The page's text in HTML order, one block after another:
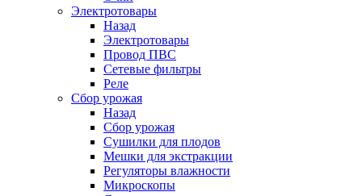
Электротовары
Назад
Электротовары
Провод ПВС
Сетевые фильтры
Реле
Сбор урожая
Назад
Сбор урожая
Сушилки для плодов
Мешки для экстракции
Регуляторы влажности
Микроскопы